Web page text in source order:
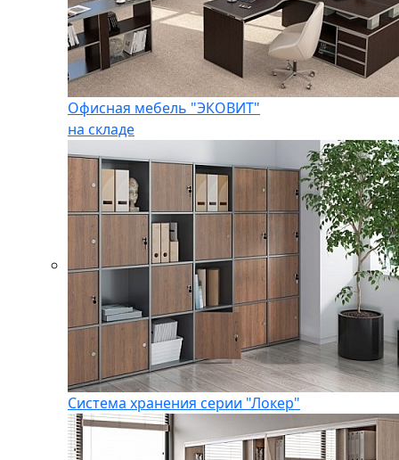
Офисная мебель "ЭКОВИТ"
на складе
Система хранения серии "Локер"